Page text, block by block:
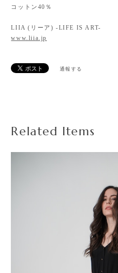
コットン40％
LIIA (リーア) -LIFE IS ART-
www.liia.jp
通報する
Related Items